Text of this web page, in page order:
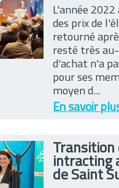
L'année
des prix de
retourné
resté très
d'achat n'a
pour ses
moyen d...
En savoir
intracting
de Saint